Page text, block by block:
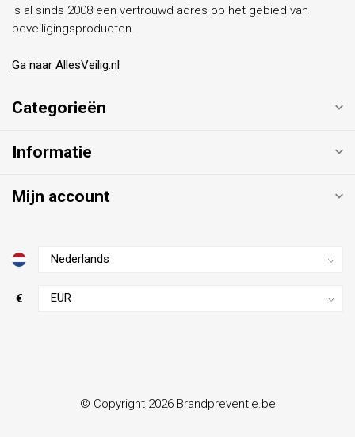
is al sinds 2008 een vertrouwd adres op het gebied van
beveiligingsproducten.
Ga naar AllesVeilig.nl
Categorieën
Informatie
Mijn account
€
© Copyright 2026 Brandpreventie.be